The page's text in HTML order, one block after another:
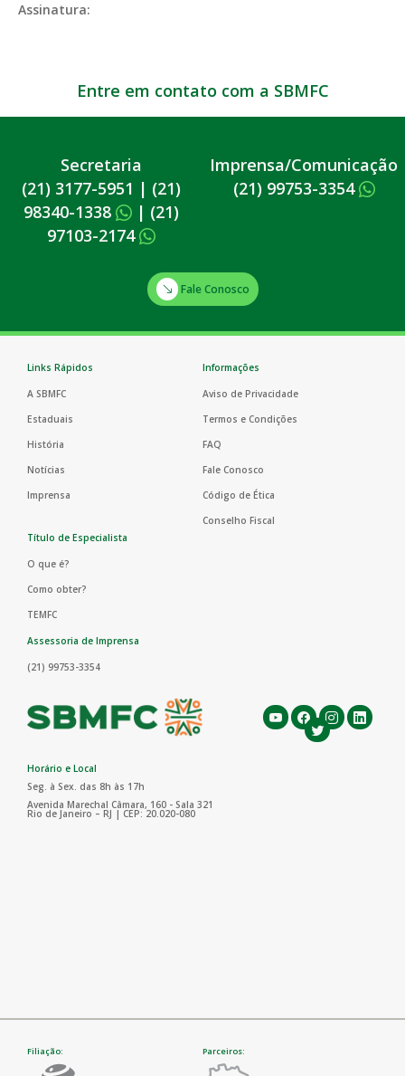
Assinatura:
Entre em contato com a SBMFC
Secretaria
(21) 3177-5951 | (21)
98340-1338
| (21)
97103-2174
Imprensa/Comunicação
(21) 99753-3354
Fale Conosco
Links Rápidos
A SBMFC
Estaduais
História
Notícias
Imprensa
Informações
Aviso de Privacidade
Termos e Condições
FAQ
Fale Conosco
Código de Ética
Conselho Fiscal
Título de Especialista
O que é?
Como obter?
TEMFC
Assessoria de Imprensa
(21) 99753-3354
Horário e Local
Seg. à Sex. das 8h às 17h
Avenida Marechal Câmara, 160 - Sala 321
Rio de Janeiro – RJ | CEP: 20.020-080
Filiação: Parceiros: